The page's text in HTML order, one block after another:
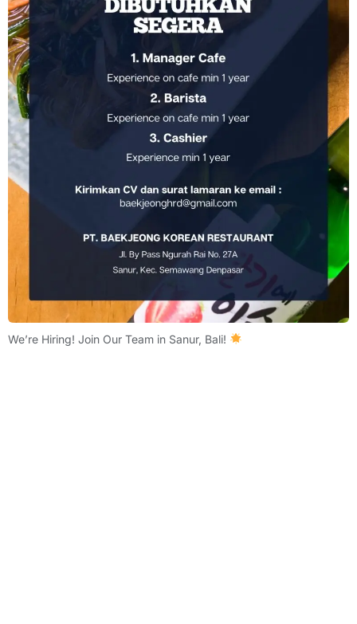
We’re Hiring! Join Our Team in Sanur, Bali!